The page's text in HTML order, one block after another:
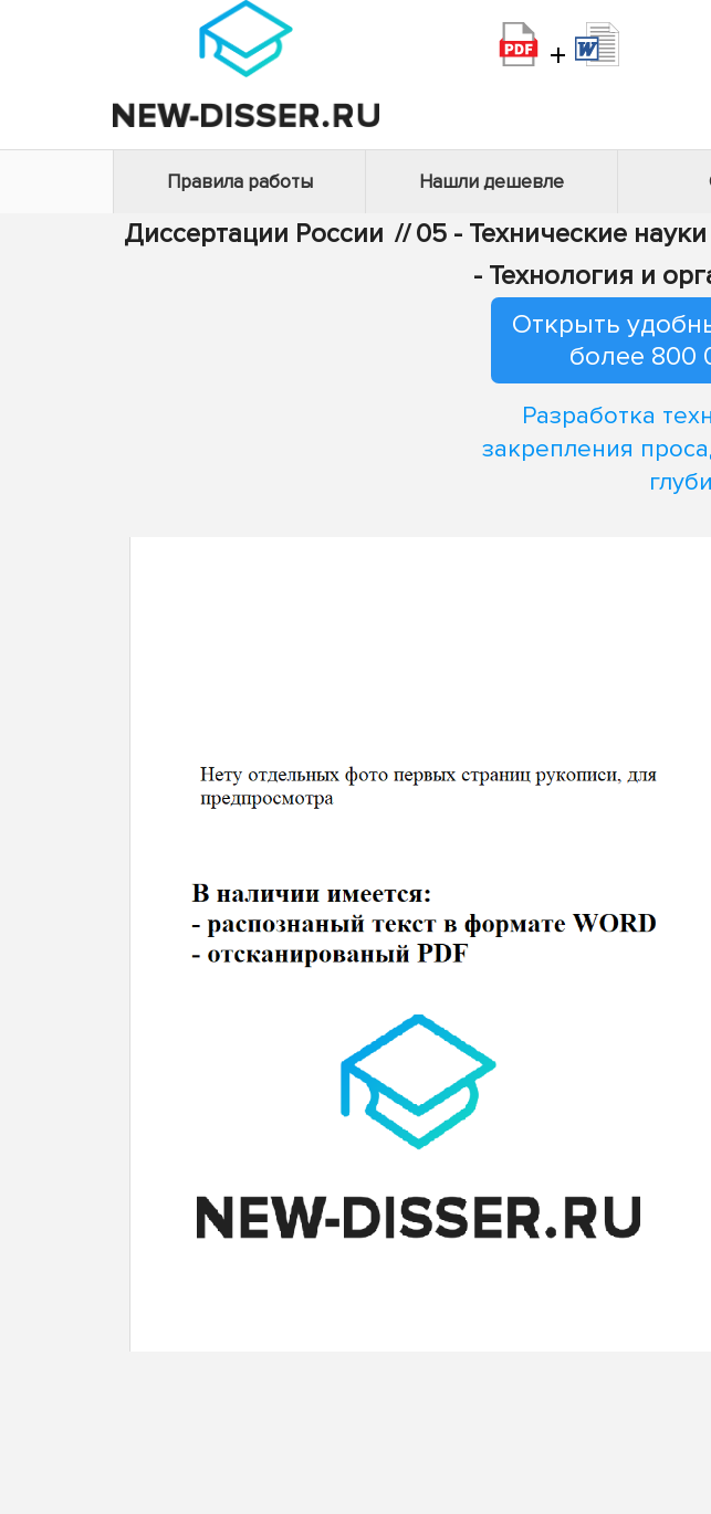
+
Правила работы Нашли дешевле
Диссертации России // 05 - Технические науки
- Технология и
Открыть
более 800
Разработка
закрепления